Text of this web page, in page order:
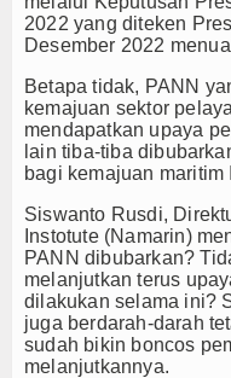
Perhubungan
Religi
Opini
Pelabuhan
Politik
Seni & Budaya
Sorot
2022 yang diteken
Desember 2022
Betapa tidak, PANN
kemajuan sektor
mendapatkan upaya
lain tiba-tiba
bagi kemajuan
Siswanto Rusdi,
Instotute (Namarin)
PANN dibubarkan?
melanjutkan terus
dilakukan selama ini?
juga berdarah-darah
sudah bikin boncos
melanjutkannya.